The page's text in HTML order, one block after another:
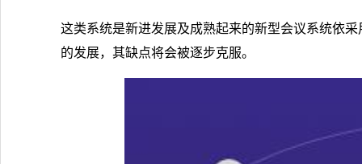
这类系统是新进发展及成熟起来的新型会议系统依
的发展，其缺点将会被逐步克服。